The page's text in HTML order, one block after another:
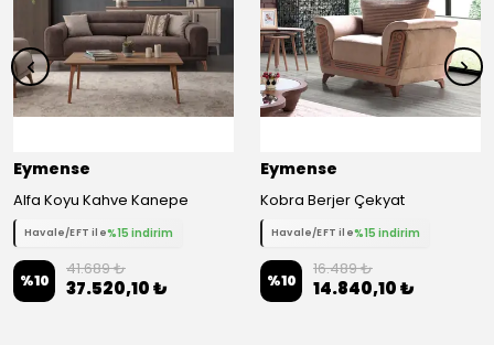
Eymense
Alfa Koyu Kahve Kanepe
Havale/EFT ile%15 indirim
%10
41.689 ₺
37.520,10 ₺
Eymense
Kobra Berjer Çekyat
Havale/EFT ile%15 indirim
%10
16.489 ₺
14.840,10 ₺